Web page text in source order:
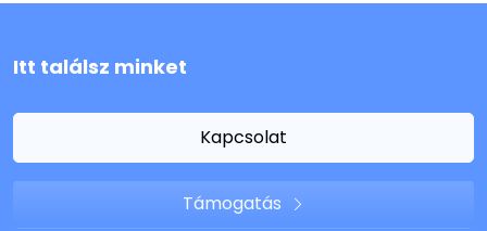
Itt találsz minket
Kapcsolat
Támogatás